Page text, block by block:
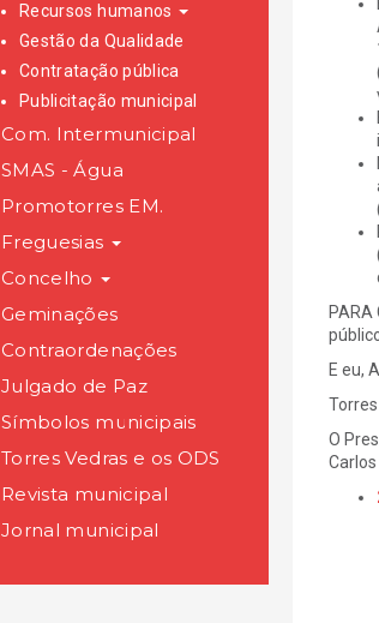
Recursos humanos
Gestão da Qualidade
Contratação pública
Publicitação municipal
Com. Intermunicipal
SMAS - Água
Promotorres EM.
Freguesias
Concelho
Geminações
Contraordenações
Julgado de Paz
Símbolos municipais
Torres Vedras e os ODS
Revista municipal
Jornal municipal
E eu,
O